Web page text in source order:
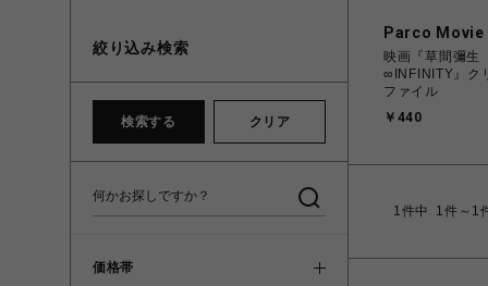
絞り込み検索
検索する クリア
価格帯
Parco Movie
映画『草間彌生
∞INFINITY』ク
ファイル
￥440
1 件中 1件～1